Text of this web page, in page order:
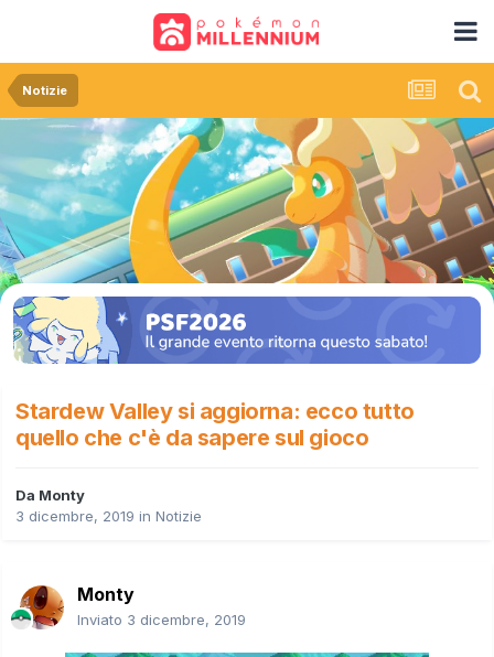
Notizie
Stardew Valley si aggiorna: ecco tutto
quello che c'è da sapere sul gioco
Da Monty
3 dicembre, 2019 in Notizie
Monty
Inviato 3 dicembre, 2019